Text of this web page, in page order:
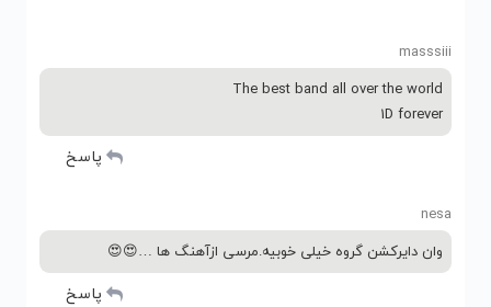
masssiii
The best band all over the world
1D forever
پاسخ
nesa
وان دایرکشن گروه خیلی خوبیه.مرسی ازآهنگ ها …😍😍
پاسخ